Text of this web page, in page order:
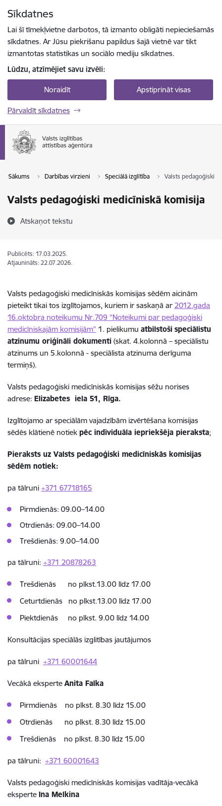
Sīkdatnes
Lai šī tīmekļvietne darbotos, tā izmanto obligāti nepieciešamās
sīkdatnes. Ar Jūsu piekrišanu papildus šajā vietnē var tikt
izmantotas statistikas un sociālo mediju sīkdatnes.
Lūdzu, atzīmējiet savu izvēli:
Noraidīt Apstiprināt visas
Pārvaldīt sīkdatnes
Sākums Darbības virzieni Speciālā izglītība Valsts pedagoģiski
Valsts pedagoģiski medicīniskā komisija
Atskaņot tekstu
Publicēts: 17.03.2025.
Atjaunināts: 22.07.2026.
Valsts pedagoģiski medicīniskās komisijas sēdēm aicinām
pieteikt tikai tos izglītojamos, kuriem ir saskaņā ar 2012.gada
16.oktobra noteikumu Nr.709 “Noteikumi par pedagoģiski
medicīniskajām komisijām” 1. pielikumu atbilstoši speciālistu
atzinumu oriģināli dokumenti (skat. 4.kolonnā – speciālistu
atzinums un 5.kolonnā - speciālista atzinuma derīguma
termiņš).
Valsts pedagoģiski medicīniskās komisijas sēžu norises
adrese: Elizabetes iela 51, Rīga.
Izglītojamo ar speciālām vajadzībām izvērtēšana komisijas
sēdēs klātienē notiek pēc individuāla iepriekšēja pieraksta;
Pieraksts uz Valsts pedagoģiski medicīniskās komisijas
sēdēm notiek:
pa tālruni +371 67718165
Pirmdienās: 09.00–14.00
Otrdienās: 09.00–14.00
Trešdienās: 9.00–14.00
pa tālruni: +371 20878263
Trešdienās​ no plkst.13.00 līdz 17.00
Ceturtdienās​ no plkst.13.00 līdz 17.00
Piektdienās no plkst. 9.00 līdz 14.00​
Konsultācijas speciālās izglitības jautājumos
pa tālruni +371 60001644
Vecākā eksperte Anita Falka
Pirmdienās no plkst. 8.30 līdz 15.00
Otrdienās no plkst. 8.30 līdz 15.00
Trešdienās no plkst. 8.30 līdz 15.00
pa tālruni: +371 60001643
Valsts pedagoģiski medicīniskās komisijas vadītāja-vecākā
eksperte Ina Melkina